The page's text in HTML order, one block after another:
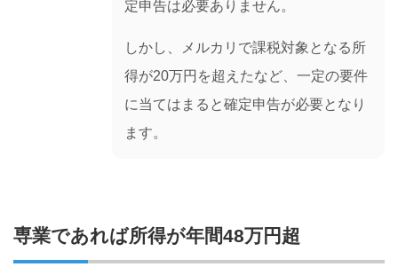
定申告は必要ありません。
しかし、メルカリで課税対象となる所
得が20万円を超えたなど、一定の要件
に当てはまると確定申告が必要となり
ます。
専業であれば所得が年間48万円超